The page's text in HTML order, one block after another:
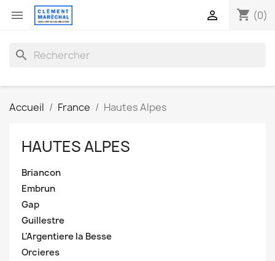
 shopping_cart (0)

search
Accueil France Hautes Alpes
HAUTES ALPES
Briancon
Embrun
Gap
Guillestre
L'Argentiere la Besse
Orcieres